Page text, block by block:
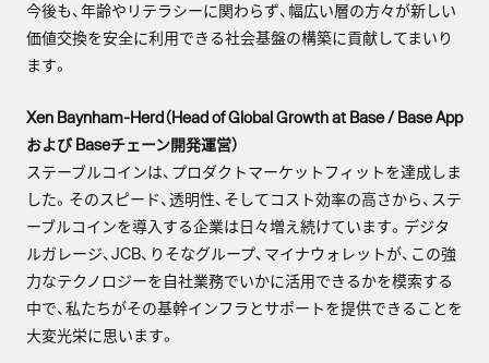
今後も、年齢やリテラシーに関わらず、幅広い層の方々が新しい
価値交換を安全に利用できる社会基盤の構築に貢献してまいり
ます。
Xen Baynham-Herd（Head of Global Growth at Base / Base App
および Baseチェーン開発運営）
ステーブルコインは、プロダクトマーケットフィットを達成しま
した。そのスピード、透明性、そしてコスト効率の高さから、ステ
ーブルコインを導入する企業は日々増え続けています。デジタ
ルガレージ、JCB、りそなグループ、マイナウォレットが、この強
力なテクノロジーを自社業務でいかに活用できるかを模索する
中で、私たちがその基幹インフラとサポートを提供できることを
大変光栄に思います。